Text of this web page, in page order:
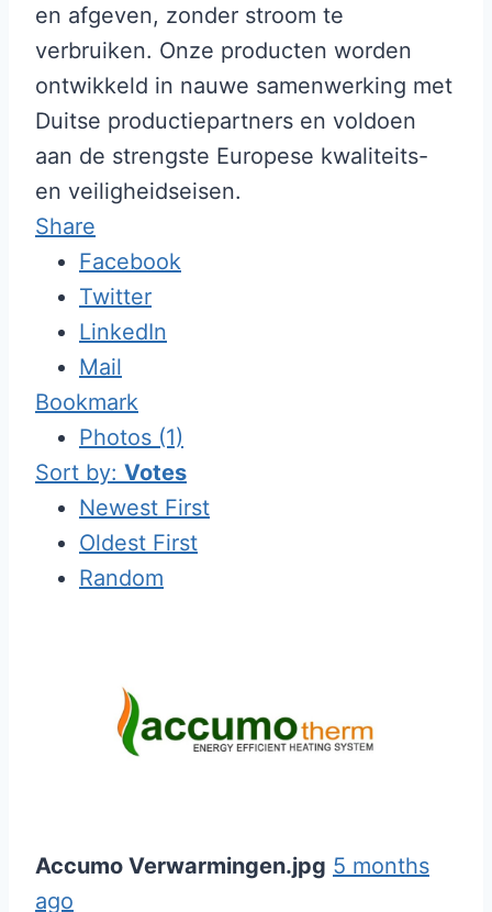
en afgeven, zonder stroom te
verbruiken. Onze producten worden
ontwikkeld in nauwe samenwerking met
Duitse productiepartners en voldoen
aan de strengste Europese kwaliteits-
en veiligheidseisen.
Share
Facebook
Twitter
LinkedIn
Mail
Bookmark
Photos (1)
Sort by: Votes
Newest First
Oldest First
Random
Accumo Verwarmingen.jpg 5 months
ago